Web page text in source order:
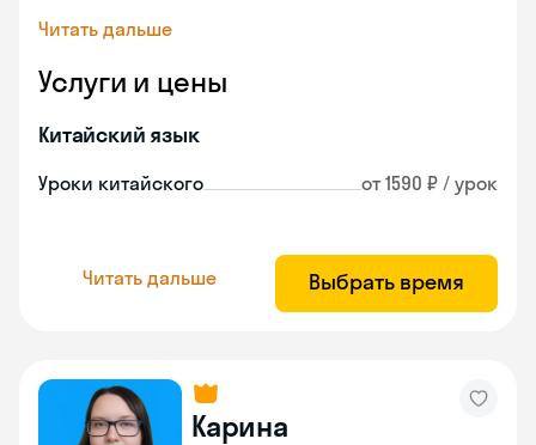
Читать дальше
Услуги и цены
Китайский язык
Уроки китайского от 1590 ₽ / урок
Читать дальше Выбрать время
Карина